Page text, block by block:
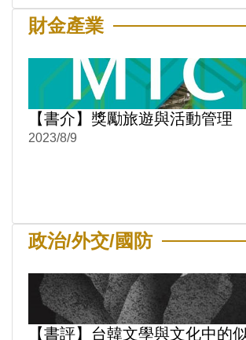
財金產業
【書介】獎勵旅遊與活動管理
2023/8/9
政治/外交/國防
【書評】台韓文學與文化中的